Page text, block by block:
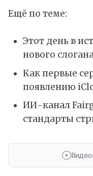
Ещё по теме:
Этот день в
нового
Как первые
появлению
ИИ-канал
стандарты
Видео: